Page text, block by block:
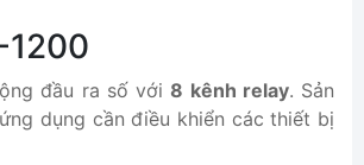
1200
đầu ra số với8 kênh relay. Sản
dụng cần điều khiển các thiết bị